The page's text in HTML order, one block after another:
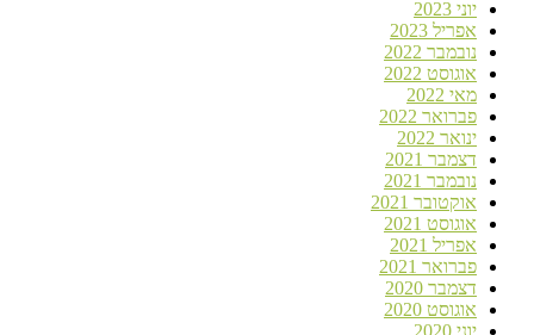
יוני 2023
אפריל 2023
נובמבר 2022
אוגוסט 2022
מאי 2022
פברואר 2022
ינואר 2022
דצמבר 2021
נובמבר 2021
אוקטובר 2021
אוגוסט 2021
אפריל 2021
פברואר 2021
דצמבר 2020
אוגוסט 2020